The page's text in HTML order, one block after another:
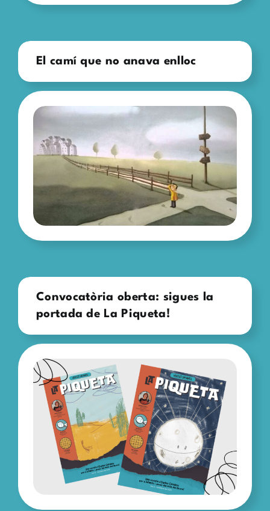
El camí que no anava enlloc
Convocatòria oberta: sigues la
portada de La Piqueta!